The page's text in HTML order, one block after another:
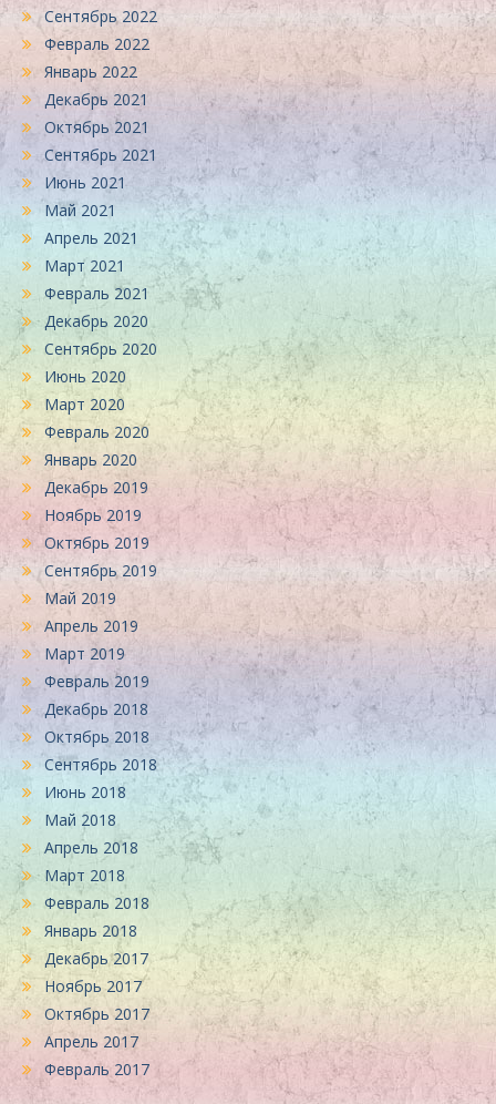
Сентябрь 2022
Февраль 2022
Январь 2022
Декабрь 2021
Октябрь 2021
Сентябрь 2021
Июнь 2021
Май 2021
Апрель 2021
Март 2021
Февраль 2021
Декабрь 2020
Сентябрь 2020
Июнь 2020
Март 2020
Февраль 2020
Январь 2020
Декабрь 2019
Ноябрь 2019
Октябрь 2019
Сентябрь 2019
Май 2019
Апрель 2019
Март 2019
Февраль 2019
Декабрь 2018
Октябрь 2018
Сентябрь 2018
Июнь 2018
Май 2018
Апрель 2018
Март 2018
Февраль 2018
Январь 2018
Декабрь 2017
Ноябрь 2017
Октябрь 2017
Апрель 2017
Февраль 2017